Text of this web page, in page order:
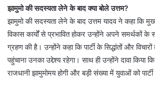
झामुमो की सदस्यता लेने के बाद क्या बोले उत्तम?
झामुमो की सदस्यता लेने के बाद उत्तम यादव ने कहा कि
विकास कार्यों से प्रभावित होकर उन्होंने अपने समर्थकों के
ग्रहण की है। उन्होंने कहा कि पार्टी के सिद्धांतों और
पहुंचाना उनका उद्देश्य रहेगा। साथ ही उन्होंने दावा किया
राजधानी झामुमोमय होगी और बड़ी संख्या में युवाओं को